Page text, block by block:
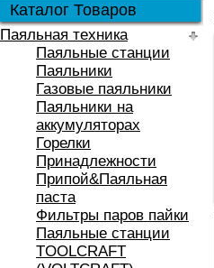
Каталог Товаров
Паяльная техника
Паяльные станции
Паяльники
Газовые паяльники
Паяльники на
аккумуляторах
Горелки
Принадлежности
Припой&Паяльная
паста
Фильтры паров пайки
Паяльные станции
TOOLCRAFT